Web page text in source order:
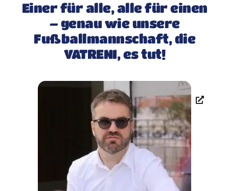
Einer für alle, alle für einen
– genau wie unsere
Fußballmannschaft, die
VATRENI, es tut!